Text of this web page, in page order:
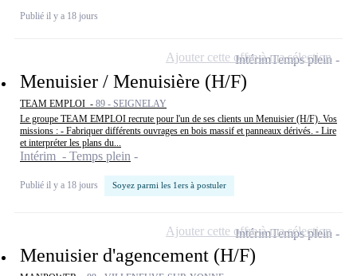
Publié il y a 18 jours
Menuisier / Menuisière (H/F)
TEAM EMPLOI - 89 - SEIGNELAY
Le groupe TEAM EMPLOI recrute pour l'un de ses clients un Menuisier (H/F). Vos
missions : - Fabriquer différents ouvrages en bois massif et panneaux dérivés. - Lire
et interpréter les plans du...
Intérim - Temps plein
Publié il y a 18 jours Soyez parmi les 1ers à postuler
IntérimTemps plein
Ajouter cette offre à ma sélection
Menuisier d'agencement (H/F)
IntérimTemps plein
Ajouter cette offre à ma sélection